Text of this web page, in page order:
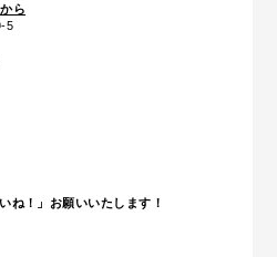
ら
5
！」お願いいたします！